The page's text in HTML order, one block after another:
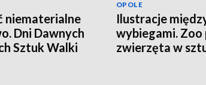
niematerialne
Dni Dawnych
Sztuk Walki
OPOLE
Ilustracje
wybiegami. Zoo
zwierzęta w